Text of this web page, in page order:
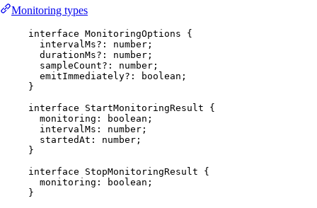
Monitoring types
interface MonitoringOptions {
intervalMs?: number ;
durationMs?: number ;
sampleCount?: number ;
emitImmediately?: boolean ;
}
interface
StartMonitoringResult {
monitoring : boolean ;
intervalMs : number ;
startedAt : number ;
}
interface
StopMonitoringResult {
monitoring : boolean ;
}